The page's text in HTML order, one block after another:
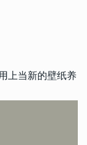
上当新的壁纸养